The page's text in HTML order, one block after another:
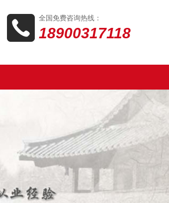
全国免费咨询热线：
18900317118